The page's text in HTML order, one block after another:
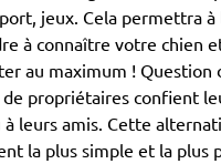
jeux. Cela permettra
à connaître votre chien
au maximum ! Question
de propriétaires confient
leurs amis. Cette
la plus simple et la plus